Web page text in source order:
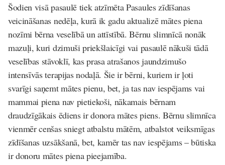
Šodien visā pasaulē tiek atzīmēta Pasaules zīdīšanas
veicināšanas nedēļa, kurā ik gadu aktualizē mātes piena
nozīmi bērna veselībā un attīstībā. Bērnu slimnīcā nonāk
mazuļi, kuri dzimuši priekšlaicīgi vai pasaulē nākuši tādā
veselības stāvoklī, kas prasa atrašanos jaundzimušo
intensīvās terapijas nodaļā. Šie ir bērni, kuriem ir ļoti
svarīgi saņemt mātes pienu, bet, ja tas nav iespējams vai
mammai piena nav pietiekoši, nākamais bērnam
draudzīgākais ēdiens ir donora mātes piens. Bērnu slimnīca
vienmēr cenšas sniegt atbalstu mātēm, atbalstot veiksmīgas
zīdīšanas uzsākšanā, bet, kamēr tas nav iespējams – būtiska
ir donoru mātes piena pieejamība.